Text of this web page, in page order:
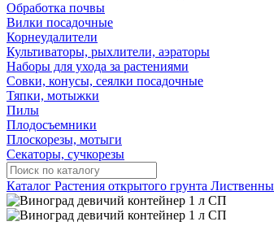
Обработка почвы
Вилки посадочные
Корнеудалители
Культиваторы, рыхлители, аэраторы
Наборы для ухода за растениями
Совки, конусы, сеялки посадочные
Тяпки, мотыжки
Пилы
Плодосъемники
Плоскорезы, мотыги
Секаторы, сучкорезы
Каталог Растения открытого грунта